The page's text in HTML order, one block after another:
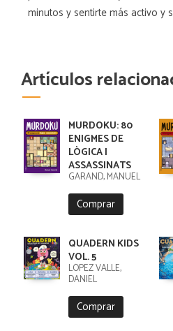
minutos y sentirte más activo y
Artículos
MURDOKU: 80
ENIGMES DE
LÒGICA I
ASSASSINATS
GARAND, MANUEL
Comprar
QUADERN KIDS
VOL. 5
LÓPEZ VALLE,
DANIEL
Comprar